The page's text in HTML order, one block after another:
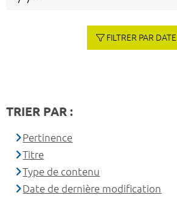
FILTRER PAR DATE
TRIER PAR :
Pertinence
Titre
Type de contenu
Date de dernière modification